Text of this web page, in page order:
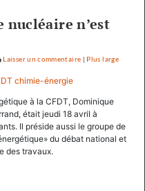
n’est
Laisser un commentaire on
se
ressource
à
| Plus large
à la CFDT, Dominique
était jeudi 18 avril à
Il préside aussi le groupe de
du débat national et
des travaux.